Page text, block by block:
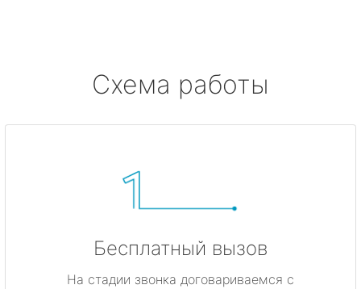
Схема работы
Бесплатный вызов
На стадии звонка договариваемся с